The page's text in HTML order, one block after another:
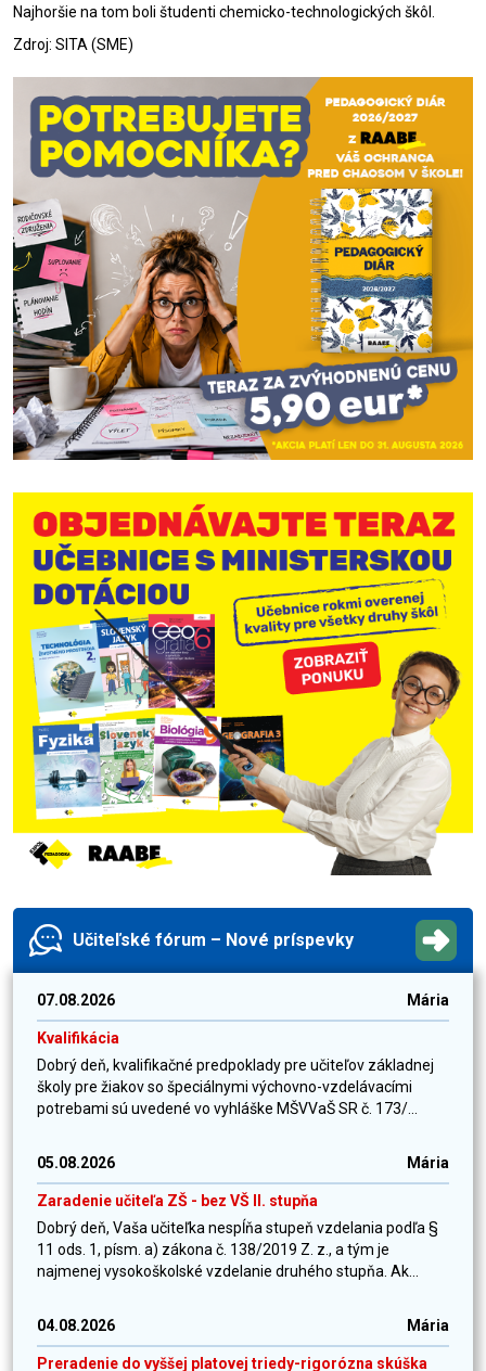
Najhoršie na tom boli študenti chemicko-technologických škôl.
Zdroj: SITA (SME)
Učiteľské fórum – Nové príspevky
07.08.2026 Mária
Kvalifikácia
Dobrý deň, kvalifikačné predpoklady pre učiteľov základnej
školy pre žiakov so špeciálnymi výchovno-vzdelávacími
potrebami sú uvedené vo vyhláške MŠVVaŠ SR č. 173/...
05.08.2026 Mária
Zaradenie učiteľa ZŠ - bez VŠ II. stupňa
Dobrý deň, Vaša učiteľka nespĺňa stupeň vzdelania podľa §
11 ods. 1, písm. a) zákona č. 138/2019 Z. z., a tým je
najmenej vysokoškolské vzdelanie druhého stupňa. Ak...
04.08.2026 Mária
Preradenie do vyššej platovej triedy-rigorózna skúška